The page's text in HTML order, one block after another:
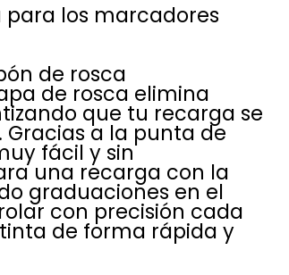
los marcadores
de rosca
de rosca elimina
que tu recarga se
a la punta de
fácil y sin
una recarga con la
graduaciones en el
con precisión cada
de forma rápida y